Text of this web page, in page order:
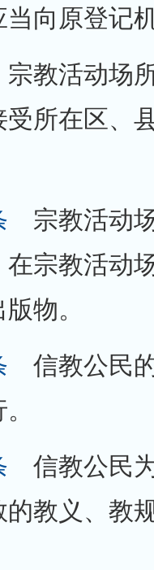
向原登记
教活动场
所在区、
宗教活动
在宗教活动
物。
信教公民
信教公民
教义、教